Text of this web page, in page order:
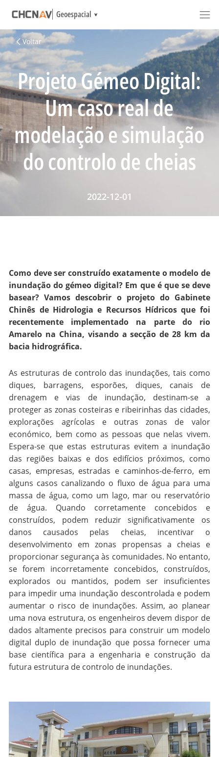
Geoespacial
Voltar
Projeto Gémeo Digital:
Um caso real de
modelação e simulação
do controlo de cheias
2022-12-01
Como deve ser construído exatamente o modelo de
inundação do gémeo digital? Em que é que se deve
basear? Vamos descobrir o projeto do Gabinete
Chinês de Hidrologia e Recursos Hídricos que foi
recentemente implementado na parte do rio
Amarelo na China, visando a secção de 28 km da
bacia hidrográfica.
As estruturas de controlo das inundações, tais como
diques, barragens, esporões, diques, canais de
drenagem e vias de inundação, destinam-se a
proteger as zonas costeiras e ribeirinhas das cidades,
explorações agrícolas e outras zonas de valor
económico, bem como as pessoas que nelas vivem.
Espera-se que estas estruturas evitem a inundação
das regiões baixas e dos edifícios próximos, como
casas, empresas, estradas e caminhos-de-ferro, em
alguns casos canalizando o fluxo de água para uma
massa de água, como um lago, mar ou reservatório
de água. Quando corretamente concebidos e
construídos, podem reduzir significativamente os
danos causados pelas cheias, incentivar o
desenvolvimento em zonas propensas a cheias e
proporcionar segurança às comunidades. No entanto,
se forem incorretamente concebidos, construídos,
explorados ou mantidos, podem ser insuficientes
para impedir uma inundação descontrolada e podem
aumentar o risco de inundações. Assim, ao planear
uma nova estrutura, os engenheiros devem dispor de
dados altamente precisos para construir um modelo
digital duplo de inundação que possa fornecer uma
base científica para a engenharia e construção da
futura estrutura de controlo de inundações.